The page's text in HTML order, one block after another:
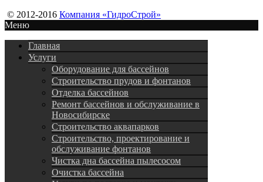
© 2012-2016 Компания «ГидроСтрой»
Меню
Главная
Услуги
Оборудование для бассейнов
Строительство прудов и фонтанов
Отделка бассейнов
Ремонт бассейнов и обслуживание в
Новосибирске
Строительство аквапарков
Строительство, проектирование и
обслуживание фонтанов
Чистка дна бассейна пылесосом
Очистка бассейна